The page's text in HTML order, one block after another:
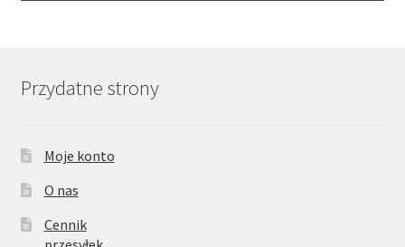
Przydatne strony
Moje konto
O nas
Cennik